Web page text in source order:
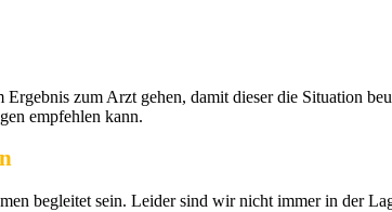
zum Arzt gehen, damit dieser die Situation
empfehlen kann.
begleitet sein. Leider sind wir nicht immer in der